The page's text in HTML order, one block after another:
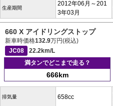
生産期間
2012年06月～201
3年03月
660 X アイドリングストップ
新車時価格132.9万円(税込)
JC08
22.2km/L
満タンでどこまで走る？
666km
排気量 658cc